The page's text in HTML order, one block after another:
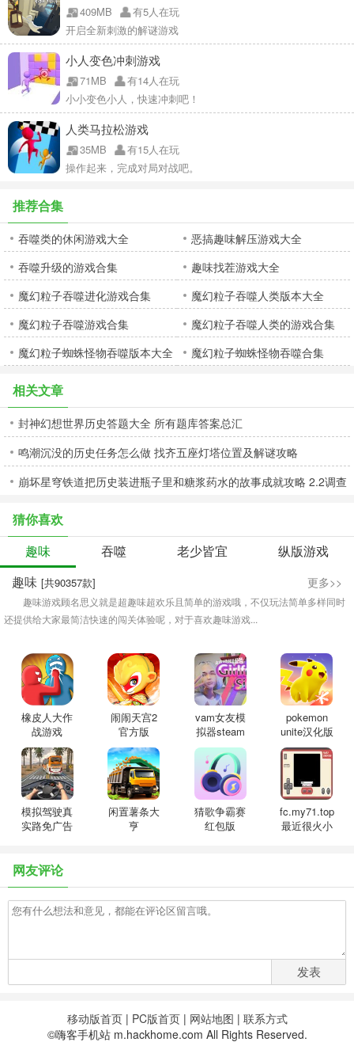
409MB
有5人在玩
开启全新刺激的解谜游戏
小人变色冲刺游戏
71MB
有14人在玩
小小变色小人，快速冲刺吧！
人类马拉松游戏
35MB
有15人在玩
操作起来，完成对局对战吧。
推荐合集
吞噬类的休闲游戏大全
恶搞趣味解压游戏大全
吞噬升级的游戏合集
趣味找茬游戏大全
魔幻粒子吞噬进化游戏合集
魔幻粒子吞噬人类版本大全
魔幻粒子吞噬游戏合集
魔幻粒子吞噬人类的游戏合集
魔幻粒子蜘蛛怪物吞噬版本大全
魔幻粒子蜘蛛怪物吞噬合集
相关文章
封神幻想世界历史答题大全 所有题库答案总汇
鸣潮沉没的历史任务怎么做 找齐五座灯塔位置及解谜攻略
崩坏星穹铁道把历史装进瓶子里和糖浆药水的故事成就攻略 2.2调查
酒窖成就怎么得
猜你喜欢
趣味
吞噬 老少皆宜
纵版游戏
趣味 [共90357款] 更多>>
趣味游戏顾名思义就是超趣味超欢乐且简单的游戏哦，不仅玩法简单多样同时
还提供给大家最简洁快速的闯关体验呢，对于喜欢趣味游戏...
橡皮人大作
战游戏
闹闹天宫2
官方版
vam女友模
拟器steam
pokemon
unite汉化版
模拟驾驶真
实路免广告
闲置薯条大
亨
猜歌争霸赛
红包版
fc.my71.top
最近很火小
网友评论
发表
移动版首页| PC版首页| 网站地图 | 联系方式
©嗨客手机站 m.hackhome.com All Rights Reserved.